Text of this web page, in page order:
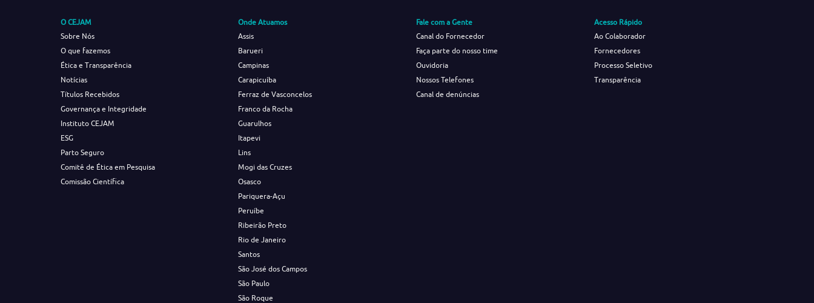
O CEJAM
Sobre Nós
O que fazemos
Ética e Transparência
Notícias
Títulos Recebidos
Governança e Integridade
Instituto CEJAM
ESG
Parto Seguro
Comitê de Ética em Pesquisa
Comissão Científica
Onde Atuamos
Assis
Barueri
Campinas
Carapicuíba
Ferraz de Vasconcelos
Franco da Rocha
Guarulhos
Itapevi
Lins
Mogi das Cruzes
Osasco
Pariquera-Açu
Peruíbe
Ribeirão Preto
Rio de Janeiro
Santos
São José dos Campos
São Paulo
São Roque
Fale com a Gente
Canal do Fornecedor
Faça parte do nosso time
Ouvidoria
Nossos Telefones
Canal de denúncias
Acesso Rápido
Ao Colaborador
Fornecedores
Processo Seletivo
Transparência